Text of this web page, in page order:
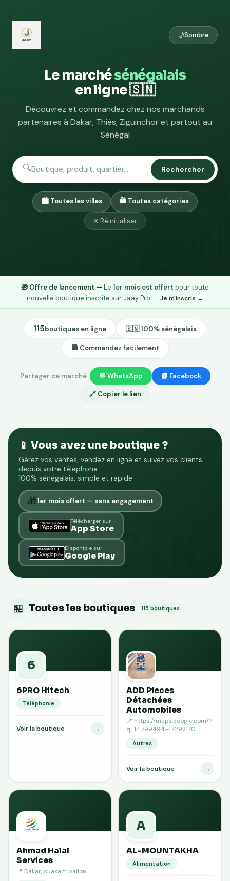
🌙Sombre
Le marchésénégalais
en ligne 🇸🇳
Découvrez et commandez chez nos marchands
partenaires à Dakar, Thiès, Ziguinchor et partout au
Sénégal
🔍 Rechercher
✕ Réinitialiser
🎁 Offre de lancement — Le 1er mois est offert pour toute
nouvelle boutique inscrite sur Jaay Pro.
Je m'inscris →
115boutiques en ligne 🇸🇳 100% sénégalais
🛍️ Commandez facilement
Partager ce marché : 💬 WhatsApp 📘 Facebook
🔗 Copier le lien
📱 Vous avez une boutique ?
Gérez vos ventes, vendez en ligne et suivez vos clients
depuis votre téléphone.
100% sénégalais, simple et rapide.
🎁1er mois offert — sans engagement
Télécharger sur
App Store
Disponible sur
Google Play
🏪 Toutes les boutiques 115 boutiques
6
6PRO Hitech
Téléphonie
Voir la boutique →
ADD Pieces
Détachées
Automobiles
📍 https://maps.google.com/?
q=14.799494,-17.292170
Autres
Voir la boutique →
Ahmad Halal
Services
📍 Dakar, ouakam ballon
A
AL-MOUNTAKHA
Alimentation